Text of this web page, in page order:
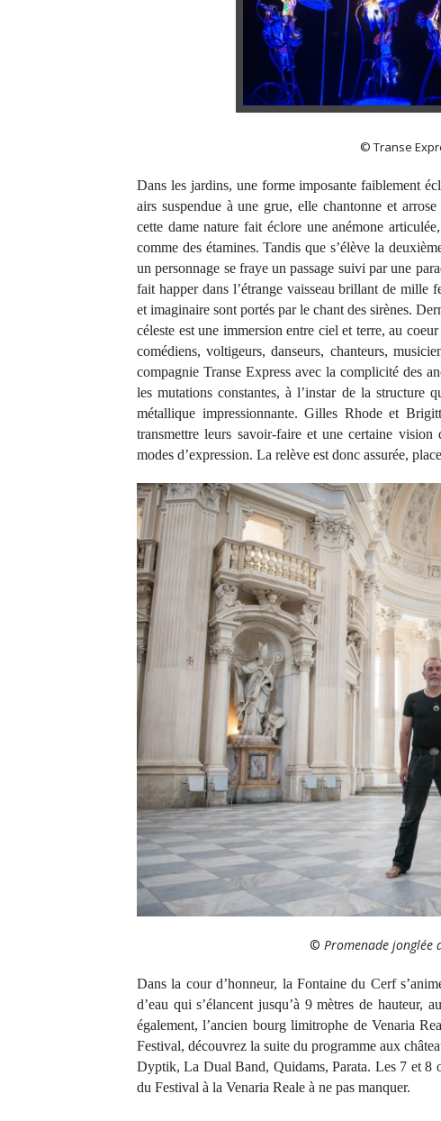
© Transe
Dans les jardins, une forme imposante faiblement
airs suspendue à une grue, elle chantonne et
cette dame nature fait éclore une anémone
comme des étamines. Tandis que s’élève la
un personnage se fraye un passage suivi par une
fait happer dans l’étrange vaisseau brillant de mille
et imaginaire sont portés par le chant des sirènes.
céleste est une immersion entre ciel et terre, au
comédiens, voltigeurs, danseurs, chanteurs,
compagnie Transe Express avec la complicité des
les mutations constantes, à l’instar de la structure
métallique impressionnante. Gilles Rhode et
transmettre leurs savoir-faire et une certaine
modes d’expression. La relève est donc assurée,
© Promenade jonglée
Dans la cour d’honneur, la Fontaine du Cerf
d’eau qui s’élancent jusqu’à 9 mètres de hauteur,
également, l’ancien bourg limitrophe de Venaria
Festival, découvrez la suite du programme aux
Dyptik, La Dual Band, Quidams, Parata. Les 7 et 8
du Festival à la Venaria Reale à ne pas manquer.